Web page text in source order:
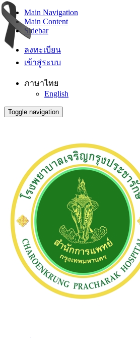
Main Navigation
Main Content
Sidebar
ลงทะเบียน
เข้าสู่ระบบ
ภาษาไทย
English
Toggle navigation